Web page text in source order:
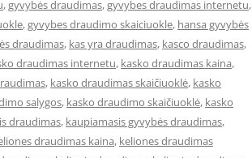
,gyvybės draudimas,gyvybes draudimas internetu,
,gyvybes draudimo skaiciuokle, hansa gyvybės
draudimas, kas yra draudimas, kasco draudimas,
draudimas internetu, kasko draudimas kaina,
, kasko draudimas skaičiuoklė, kasko
salygos, kasko draudimo skaičiuoklė, kasko
draudimas, kaupiamasis gyvybės draudimas,
draudimas kaina, keliones draudimas